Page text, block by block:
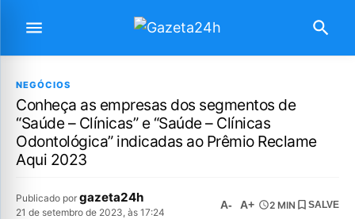
NEGÓCIOS
Conheça as empresas dos segmentos de
“Saúde – Clínicas” e “Saúde – Clínicas
Odontológica” indicadas ao Prêmio Reclame
Aqui 2023
Publicado por gazeta24h
21 de setembro de 2023, às 17:24
A- A+ 2 MIN SALVE